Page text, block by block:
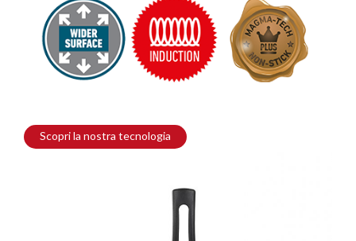
Scopri la nostra tecnologia